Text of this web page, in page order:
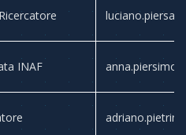
INAF anna.piersimoni